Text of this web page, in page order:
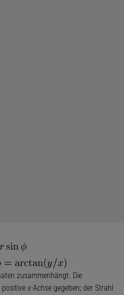
zusammenhängt. Die
positive x-Achse gegeben; der Strahl